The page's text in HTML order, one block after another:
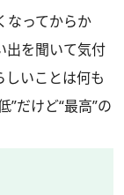
なってからか
出を聞いて気付
しいことは何も
”だけど“最高”の